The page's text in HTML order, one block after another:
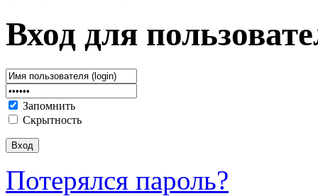
Вход для
Запомнить
Скрытность
Потерялся пароль?